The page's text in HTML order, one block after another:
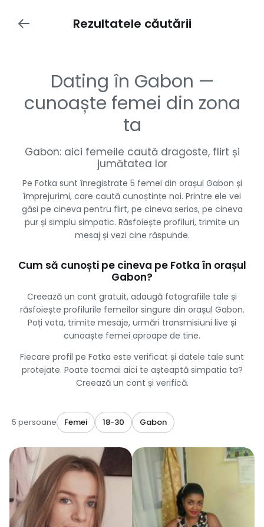
Rezultatele căutării
Dating în Gabon —
cunoaște femei din zona
ta
Gabon: aici femeile caută dragoste, flirt și
jumătatea lor
Pe Fotka sunt înregistrate 5 femei din orașul Gabon și
împrejurimi, care caută cunoștințe noi. Printre ele vei
găsi pe cineva pentru flirt, pe cineva serios, pe cineva
pur și simplu simpatic. Răsfoiește profiluri, trimite un
mesaj și vezi cine răspunde.
Cum să cunoști pe cineva pe Fotka în orașul
Gabon?
Creează un cont gratuit, adaugă fotografiile tale și
răsfoiește profilurile femeilor singure din orașul Gabon.
Poți vota, trimite mesaje, urmări transmisiuni live și
cunoaște femei aproape de tine.
Fiecare profil pe Fotka este verificat și datele tale sunt
protejate. Poate tocmai aici te așteaptă simpatia ta?
Creează un cont și verifică.
5 persoane Femei 18-30 Gabon